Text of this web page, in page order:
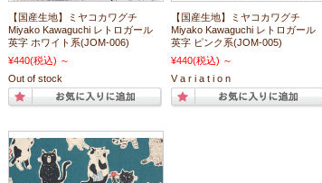
【国産生地】ミヤコカワグチ
Miyako Kawaguchi レトロガール
英字 ホワイト系(JOM-006)
¥440(税込) ～
Out of stock
【国産生地】ミヤコカワグチ
Miyako Kawaguchi レトロガール
英字 ピンク系(JOM-005)
¥440(税込) ～
V a r i a t i o n